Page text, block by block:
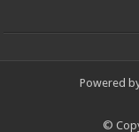
Powered
©